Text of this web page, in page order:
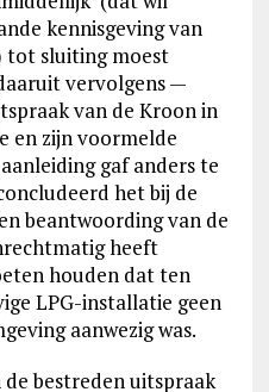
kennisgeving van
tot sluiting moest
vervolgens —
van de Kroon in
en zijn voormelde
gaf anders te
het bij de
beantwoording van de
heeft
houden dat ten
LPG-installatie geen
aanwezig was.
de bestreden uitspraak